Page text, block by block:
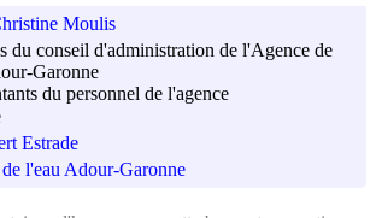
Moulis
du conseil d'administration de l'Agence de
Garonne
du personnel de l'agence
Estrade
l'eau Adour-Garonne